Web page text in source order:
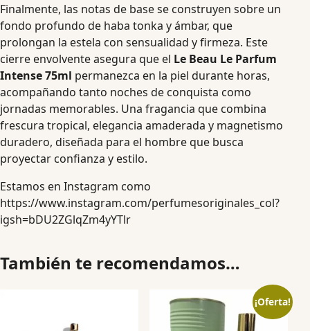
Finalmente, las notas de base se construyen sobre un
fondo profundo de haba tonka y ámbar, que
prolongan la estela con sensualidad y firmeza. Este
cierre envolvente asegura que el Le Beau Le Parfum
Intense 75ml permanezca en la piel durante horas,
acompañando tanto noches de conquista como
jornadas memorables. Una fragancia que combina
frescura tropical, elegancia amaderada y magnetismo
duradero, diseñada para el hombre que busca
proyectar confianza y estilo.
Estamos en Instagram como
https://www.instagram.com/perfumesoriginales_col?
igsh=bDU2ZGlqZm4yYTlr
También te recomendamos…
¡Oferta!